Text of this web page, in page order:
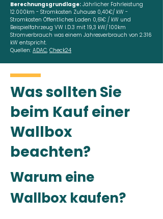
Berechnungsgrundlage: Jährlicher Fahrleistung
12.000km - Stromkosten Zuhause 0,40€/ kW -
Stromkosten Öffentliches Laden 0,61€ / kW und
Beispielfahrzeug VW I.D.3 mit 19,3 kW/ 100km
Stromverbrauch was einem Jahresverbrauch von 2.316
kW entspricht.
Quellen: ADAC, Check24
Was sollten Sie
beim Kauf einer
Wallbox
beachten?
Warum eine
Wallbox kaufen?